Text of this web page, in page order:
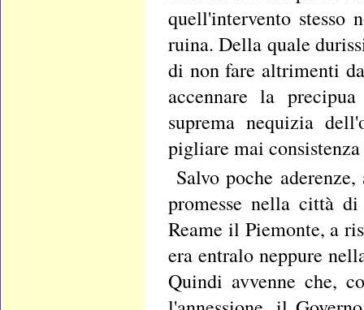
quell'intervento stesso
ruina. Della quale
di non fare altrimenti
accennare la
suprema nequizia
pigliare mai
Salvo poche
promesse nella città
Reame il Piemonte, a
era entralo neppure
Quindi avvenne che,